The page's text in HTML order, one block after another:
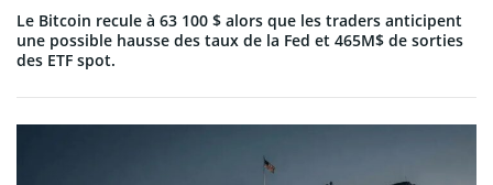
Le Bitcoin recule à 63 100 $ alors que les traders anticipent
une possible hausse des taux de la Fed et 465M$ de sorties
des ETF spot.